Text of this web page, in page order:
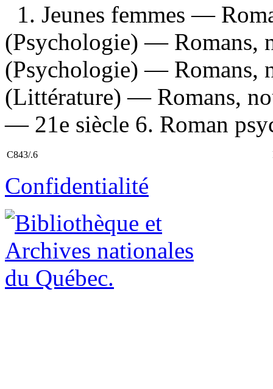
1. Jeunes femmes —
(Psychologie) — Romans,
(Psychologie) — Romans,
(Littérature) — Romans,
— 21e siècle 6. Roman
C843/.6
Confidentialité